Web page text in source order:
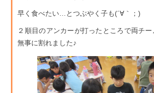
早く食べたい…とつぶやく子も(´∀｀；)
２順目のアンカーが打ったところで両チ
無事に割れました♪